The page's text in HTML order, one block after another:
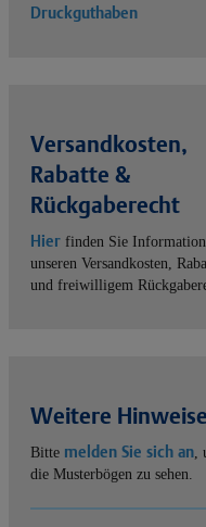
Druckguthaben
Versandkosten,
Rabatte &
Rückgaberecht
Hier finden Sie
unseren Versandkosten,
und freiwilligem
Weitere Hinweise
Bitte melden Sie sich an,
die Musterbögen zu sehen.